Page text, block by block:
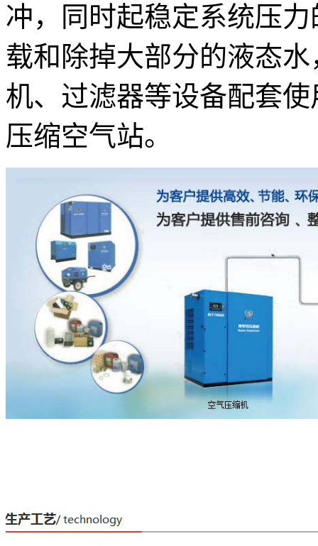
冲，同时起稳定系统压
载和除掉大部分的液态
机、过滤器等设备配套
压缩空气站。